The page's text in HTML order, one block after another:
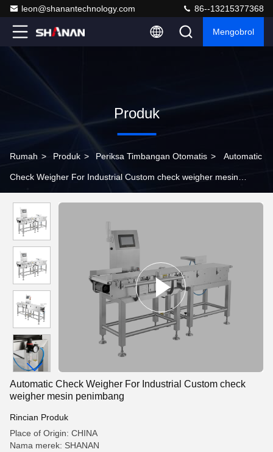
leon@shanantechnology.com 86--13215377368
Mengobrol
Produk
Rumah > Produk > Periksa Timbangan Otomatis > Automatic
Check Weigher For Industrial Custom check weigher mesin
Automatic Check Weigher For Industrial Custom check
weigher mesin penimbang
Rincian Produk
Place of Origin: CHINA
Nama merek: SHANAN